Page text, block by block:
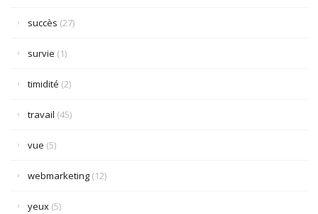
succès (27)
survie (1)
timidité (2)
travail (45)
vue (5)
webmarketing (12)
yeux (5)